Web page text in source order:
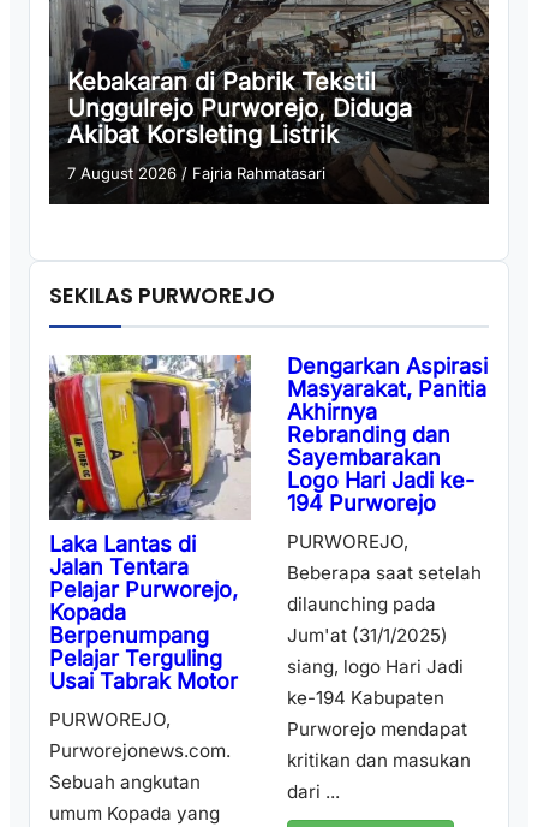
Kebakaran di Pabrik Tekstil
Unggulrejo Purworejo, Diduga
Akibat Korsleting Listrik
7 August 2026/ Fajria Rahmatasari
SEKILAS PURWOREJO
Laka Lantas di
Jalan Tentara
Pelajar Purworejo,
Kopada
Berpenumpang
Pelajar Terguling
Usai Tabrak Motor
PURWOREJO,
Purworejonews.com.
Sebuah angkutan
umum Kopada yang
Dengarkan Aspirasi
Masyarakat, Panitia
Akhirnya
Rebranding dan
Sayembarakan
Logo Hari Jadi ke-
194 Purworejo
PURWOREJO,
Beberapa saat setelah
dilaunching pada
Jum'at (31/1/2025)
siang, logo Hari Jadi
ke-194 Kabupaten
Purworejo mendapat
kritikan dan masukan
dari ...